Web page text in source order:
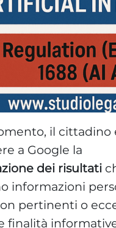
il cittadino
a Google la
dei risultati
informazioni
pertinenti o
finalità